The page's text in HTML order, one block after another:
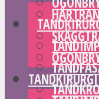
TANDKIRURGI